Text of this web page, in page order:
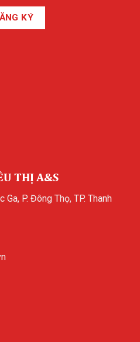
KÝ
THỊ A&S
P. Đông Thọ, TP. Thanh